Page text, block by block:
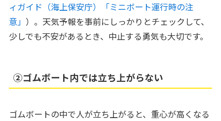
ィガイド（海上保安庁）「ミニボート運行時の注
意」 ）。天気予報を事前にしっかりとチェックして、
少しでも不安があるとき、中止する勇気も大切です。
➁ゴムボート内では立ち上がらない
ゴムボートの中で人が立ち上がると、重心が高くなる